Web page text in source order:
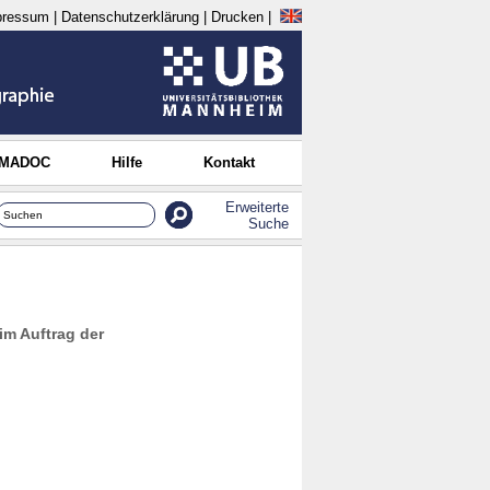
Datenschutzerklärung Drucken
Hilfe Kontakt
Erweiterte
Suche
Auftrag der